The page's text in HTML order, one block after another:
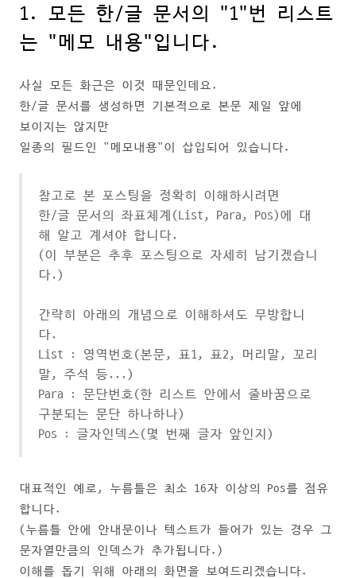
1. 모든 한/글 문서의 "1"번 리스트
는 "메모 내용"입니다.
사실 모든 화근은 이것 때문인데요.
한/글 문서를 생성하면 기본적으로 본문 제일 앞에
보이지는 않지만
일종의 필드인 "메모내용"이 삽입되어 있습니다.
참고로 본 포스팅을 정확히 이해하시려면
한/글 문서의 좌표체계(List, Para, Pos)에 대
해 알고 계셔야 합니다.
(이 부분은 추후 포스팅으로 자세히 남기겠습니
다.)
간략히 아래의 개념으로 이해하셔도 무방합니
다.
List : 영역번호(본문, 표1, 표2, 머리말, 꼬리
말, 주석 등...)
Para : 문단번호(한 리스트 안에서 줄바꿈으로
구분되는 문단 하나하나)
Pos : 글자인덱스(몇 번째 글자 앞인지)
대표적인 예로, 누름틀은 최소 16자 이상의 Pos를 점유
합니다.
(누름틀 안에 안내문이나 텍스트가 들어가 있는 경우 그
문자열만큼의 인덱스가 추가됩니다.)
이해를 돕기 위해 아래의 화면을 보여드리겠습니다.